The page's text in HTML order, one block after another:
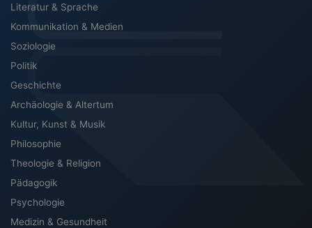
Literatur & Sprache
Kommunikation & Medien
Soziologie
Politik
Geschichte
Archäologie & Altertum
Kultur, Kunst & Musik
Philosophie
Theologie & Religion
Pädagogik
Psychologie
Medizin & Gesundheit